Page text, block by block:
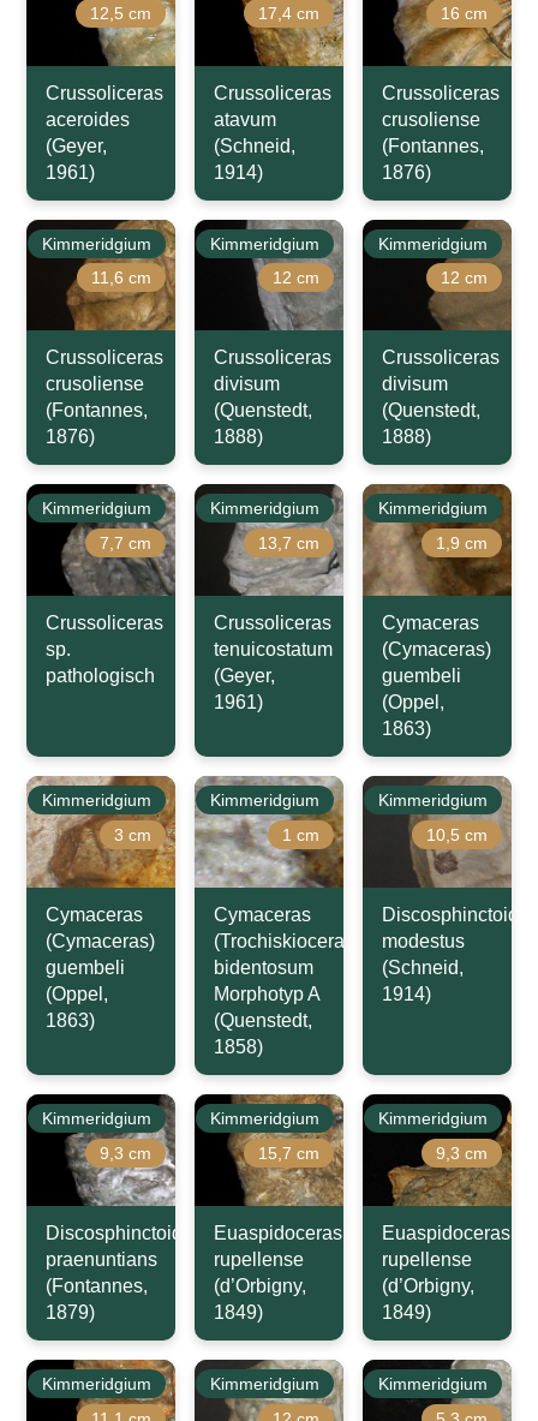
12,5 cm
Crussoliceras
aceroides
(Geyer,
1961)
17,4 cm
Crussoliceras
atavum
(Schneid,
1914)
16 cm
Crussoliceras
crusoliense
(Fontannes,
1876)
Kimmeridgium
11,6 cm
Crussoliceras
crusoliense
(Fontannes,
1876)
Kimmeridgium
12 cm
Crussoliceras
divisum
(Quenstedt,
1888)
Kimmeridgium
12 cm
Crussoliceras
divisum
(Quenstedt,
1888)
Kimmeridgium
7,7 cm
Crussoliceras
sp.
pathologisch
Kimmeridgium
13,7 cm
Crussoliceras
tenuicostatum
(Geyer,
1961)
Kimmeridgium
1,9 cm
Cymaceras
(Cymaceras)
guembeli
(Oppel,
1863)
Kimmeridgium
3 cm
Cymaceras
(Cymaceras)
guembeli
(Oppel,
1863)
Kimmeridgium
1 cm
Cymaceras
(Trochiskioceras)
bidentosum
Morphotyp A
(Quenstedt,
1858)
Kimmeridgium
10,5 cm
Discosphinctoides
modestus
(Schneid,
1914)
Kimmeridgium
9,3 cm
Discosphinctoides
praenuntians
(Fontannes,
1879)
Kimmeridgium
15,7 cm
Euaspidoceras
rupellense
(d’Orbigny,
1849)
Kimmeridgium
9,3 cm
Euaspidoceras
rupellense
(d’Orbigny,
1849)
Kimmeridgium
Kimmeridgium
Kimmeridgium